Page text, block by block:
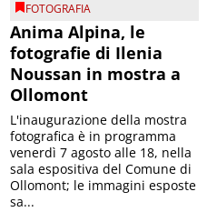
FOTOGRAFIA
Anima Alpina, le
fotografie di Ilenia
Noussan in mostra a
Ollomont
L'inaugurazione della mostra
fotografica è in programma
venerdì 7 agosto alle 18, nella
sala espositiva del Comune di
Ollomont; le immagini esposte
sa...